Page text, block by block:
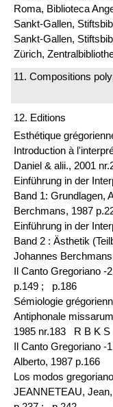
Roma, Biblioteca
Sankt-Gallen,
Sankt-Gallen,
Zürich,
11. Compositions
12. Editions
Esthétique
Introduction à
Daniel & alii., 2001
Einführung in der
Band 1: Grundlagen,
Berchmans, 1987
Einführung in der
Band 2 : Ästhetik
Johannes
Il Canto Gregoriano -
p.149 ;
p.186
Sémiologie
Antiphonale
1985 nr.183 R B K S
Il Canto Gregoriano -
Alberto, 1987 p.166
Los modos
JEANNETEAU,